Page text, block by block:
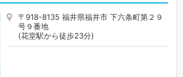
〒918-8135 福井県福井市 下六条町第２９
号９番地
(花堂駅から徒歩23分)